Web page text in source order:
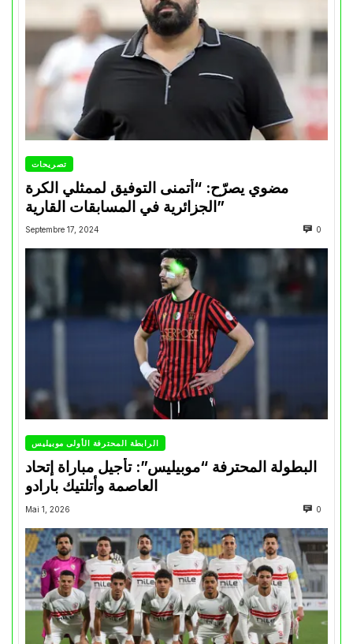
تصريحات
مضوي يصرّح: “أتمنى التوفيق لممثلي الكرة
الجزائرية في المسابقات القارية”
Septembre 17, 2024 0
الرابطة المحترفة الأولى موبيليس
البطولة المحترفة “موبيليس”: تأجيل مباراة إتحاد
العاصمة وأتلتيك بارادو
Mai 1, 2026 0